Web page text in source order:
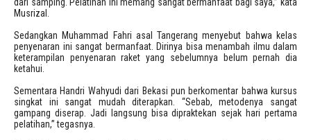
Musrizal.
Sedangkan Muhammad Fahri asal Tangerang menyebut bahwa kelas
penyenaran ini sangat bermanfaat. Dirinya bisa menambah ilmu dalam
keterampilan penyenaran raket yang sebelumnya belum pernah dia
ketahui.
Sementara Handri Wahyudi dari Bekasi pun berkomentar bahwa kursus
singkat ini sangat mudah diterapkan. “Sebab, metodenya sangat
gampang diserap. Jadi langsung bisa dipraktekan sejak hari pertama
pelatihan,” tegasnya.